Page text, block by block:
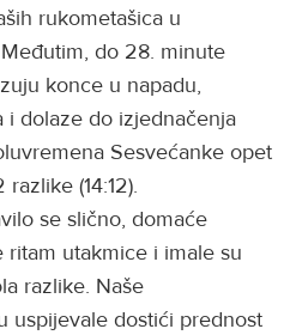
rukometašica u
do 28. minute
konce u napadu,
i dolaze do izjednačenja
Sesvećanke opet
(14:12).
se slično, domaće
utakmice i imale su
razlike. Naše
uspijevale dostići prednost